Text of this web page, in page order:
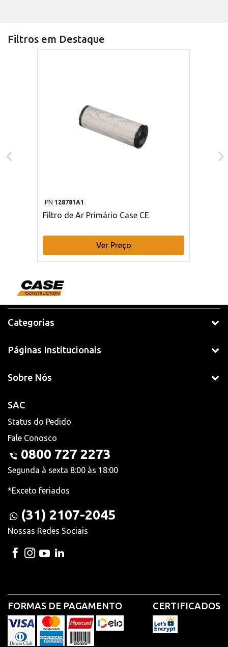
Filtros em Destaque
PN 128781A1
Filtro de Ar Primário Case CE
Ver Preço
Categorias
Páginas Institucionais
Sobre Nós
SAC
Status do Pedido
Fale Conosco
0800 727 2273
Segunda à sexta 8:00 às 18:00
*Exceto feriados
(31) 2107-2045
Nossas Redes Sociais
FORMAS DE PAGAMENTO CERTIFICADOS